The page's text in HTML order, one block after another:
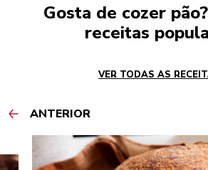
Gosta de cozer
receitas
VER TODAS AS
ANTERIOR